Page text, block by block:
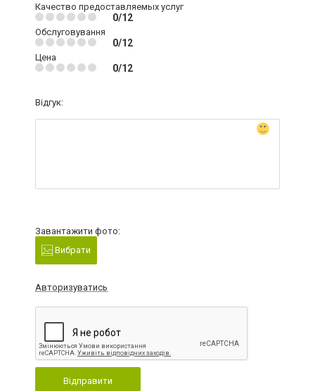
Качество предоставляемых услуг
0/12
Обслуговування
0/12
Цена
0/12
Відгук:
Завантажити фото:
Вибрати
Авторизуватись
Відправити